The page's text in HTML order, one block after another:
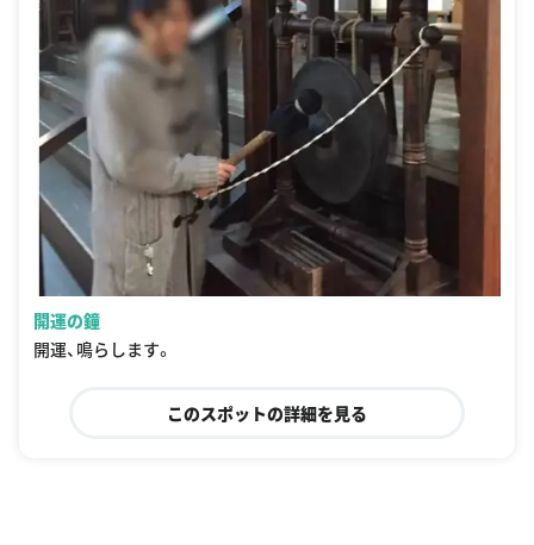
開運の鐘
開運、鳴らします。
このスポットの詳細を見る